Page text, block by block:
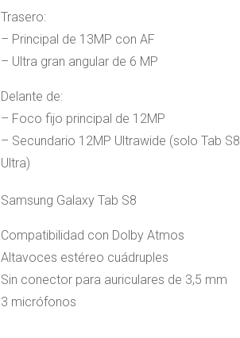
Trasero:
– Principal de 13MP con AF
– Ultra gran angular de 6 MP
Delante de:
– Foco fijo principal de 12MP
– Secundario 12MP Ultrawide (solo Tab S8
Ultra)
Samsung Galaxy Tab S8
Compatibilidad con Dolby Atmos
Altavoces estéreo cuádruples
Sin conector para auriculares de 3,5 mm
3 micrófonos